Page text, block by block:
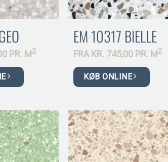
PR. M 2
EM 10317 BIELLE
FRA KR. 745,00 PR. M 2
KØB ONLINE